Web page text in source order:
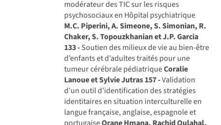
modérateur des TIC sur les risques
psychosociaux en Hôpital psychiatrique
M.C. Piperini, A. Simeone, S. Simonian, R.
Chaker, S. Topouzkhanian et J.P. Garcia
133 -Soutien des milieux de vie au bien-être
d’enfants et d’adultes traités pour une
tumeur cérébrale pédiatriqueCoralie
Lanoue et Sylvie Jutras157 -Validation
d’un outil d’identification des stratégies
identitaires en situation interculturelle en
langue française, anglaise, espagnole et